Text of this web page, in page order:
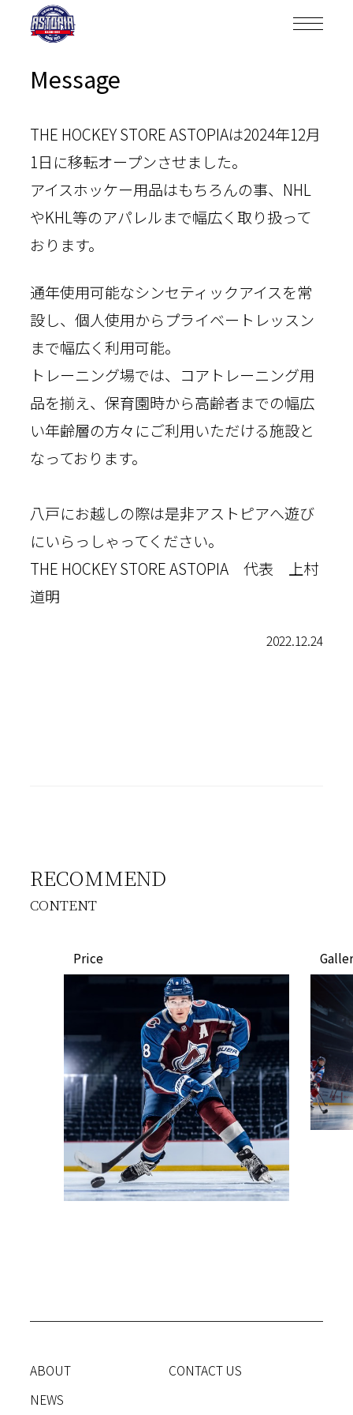
Message
THE HOCKEY STORE ASTOPIAは2024年12月
1日に移転オープンさせました。
アイスホッケー用品はもちろんの事、NHL
やKHL等のアパレルまで幅広く取り扱って
おります。
通年使用可能なシンセティックアイスを常
設し、個人使用からプライベートレッスン
まで幅広く利用可能。
トレーニング場では、コアトレーニング用
品を揃え、保育園時から高齢者までの幅広
い年齢層の方々にご利用いただける施設と
なっております。
八戸にお越しの際は是非アストピアへ遊び
にいらっしゃってください。
THE HOCKEY STORE ASTOPIA 代表 上村
道明
2022.12.24
RECOMMEND
CONTENT
Price
ABOUT
NEWS
CONTACT US